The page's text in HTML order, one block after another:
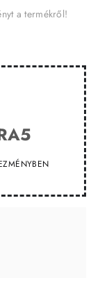
a termékről!